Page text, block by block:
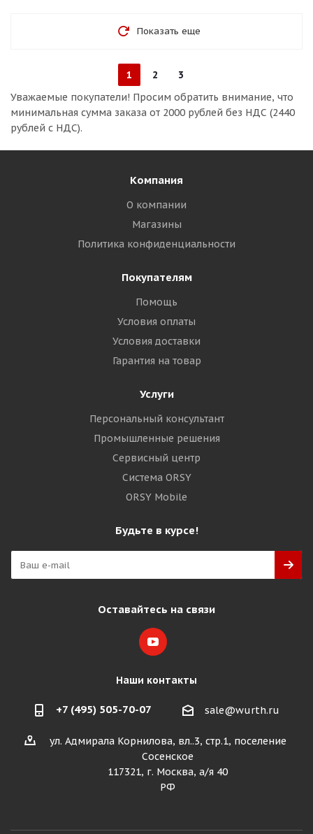
Показать еще
1 2
3
Уважаемые покупатели! Просим обратить внимание, что
минимальная сумма заказа от 2000 рублей без НДС (2440
рублей с НДС).
Компания
О компании
Магазины
Политика конфиденциальности
Покупателям
Помощь
Условия оплаты
Условия доставки
Гарантия на товар
Услуги
Персональный консультант
Промышленные решения
Сервисный центр
Система ORSY
ORSY Mobile
Будьте в курсе!
Оставайтесь на связи
Наши контакты
+7 (495) 505-70-07 sale@wurth.ru
ул. Адмирала Корнилова, вл..3, стр.1, поселение
Сосенское
117321, г. Москва, а/я 40
РФ